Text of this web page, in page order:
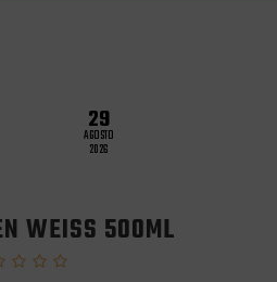
29
AGOSTO
2026
WEISS 500ML